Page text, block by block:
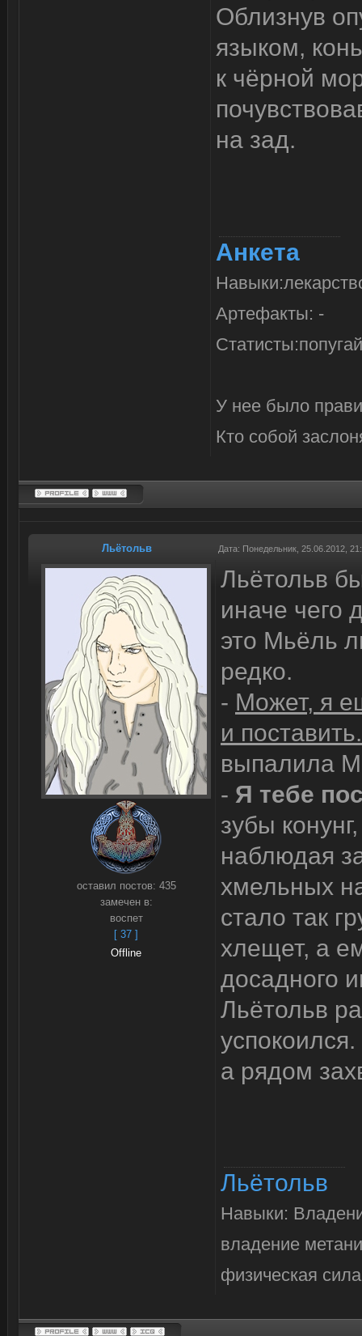
Облизнув
языком,
к чёрной
на зад.
Анкета
Артефакты: -
У нее было
Кто собой
Льётольв Дата: Понедельник, 25.06.2012,
оставил постов: 435
замечен в:
воспет
[ 37 ]
Offline
Льётольв
иначе чего
это Мьёль
редко.
- Может, я
и
выпалила
- Я тебе
зубы
наблюдая
хмельных
стало так
хлещет, а
досадного
Льётольв
а рядом
Льётольв
Навыки:
владение
физическая